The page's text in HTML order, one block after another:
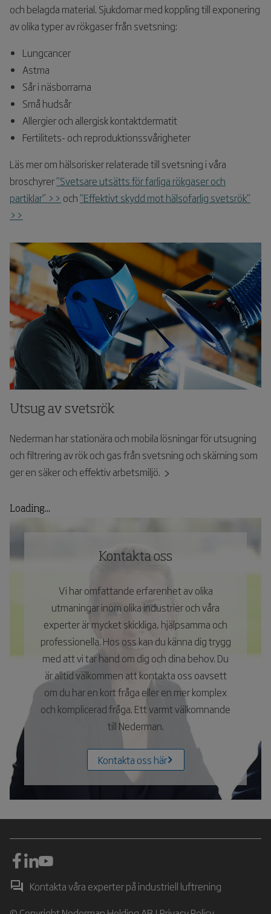
och belagda material. Sjukdomar med koppling till exponering
av olika typer av rökgaser från svetsning:
Lungcancer
Astma
Sår i näsborrarna
Små hudsår
Allergier och allergisk kontaktdermatit
Fertilitets- och reproduktionssvårigheter
Läs mer om hälsorisker relaterade till svetsning i våra
broschyrer”Svetsare utsätts för farliga rökgaser och
partiklar” >> och”Effektivt skydd mot hälsofarlig svetsrök”
>>
Utsug av svetsrök
Nederman har stationära och mobila lösningar för utsugning
och filtrering av rök och gas från svetsning och skärning som
ger en säker och effektiv arbetsmiljö.
Loading...
Kontakta oss
Vi har omfattande erfarenhet av olika
utmaningar inom olika industrier och våra
experter är mycket skickliga, hjälpsamma och
professionella. Hos oss kan du känna dig trygg
med att vi tar hand om dig och dina behov. Du
är alltid välkommen att kontakta oss oavsett
om du har en kort fråga eller en mer komplex
och komplicerad fråga. Ett varmt välkomnande
till Nederman.
Kontakta oss här
Kontakta våra experter på industriell luftrening